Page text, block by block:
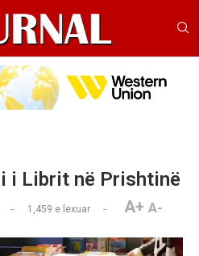
i Librit në Prishtinë
1,459 e lexuar A+ A-